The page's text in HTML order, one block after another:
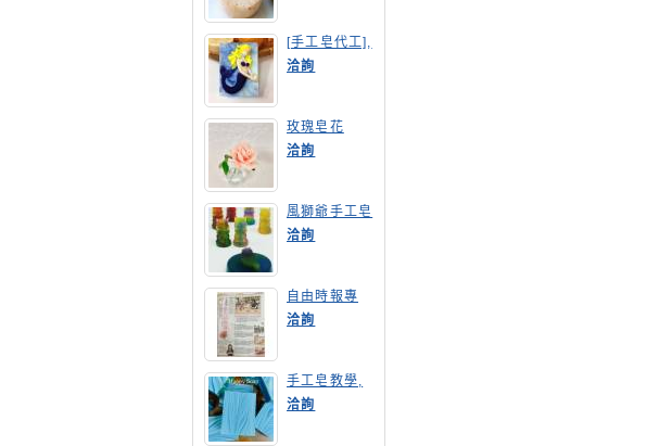
[手工皂代工],
美人魚手工皂
洽詢
玫瑰皂花
洽詢
風獅爺手工皂
洽詢
自由時報專
訪,手工皂達
人陳德昇老師
洽詢
手工皂教學,
手工皂當月課
程,渲染皂
洽詢